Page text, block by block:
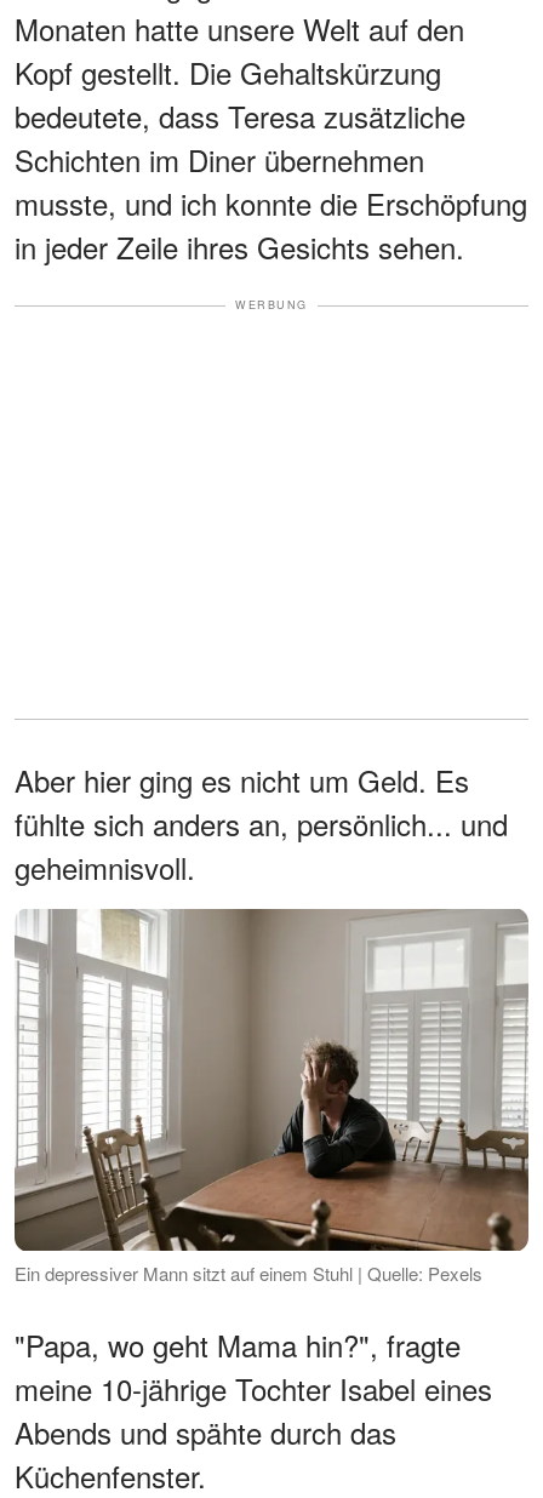
Monaten hatte unsere Welt auf den
Kopf gestellt. Die Gehaltskürzung
bedeutete, dass Teresa zusätzliche
Schichten im Diner übernehmen
musste, und ich konnte die Erschöpfung
in jeder Zeile ihres Gesichts sehen.
WERBUNG
Aber hier ging es nicht um Geld. Es
fühlte sich anders an, persönlich... und
geheimnisvoll.
Ein depressiver Mann sitzt auf einem Stuhl | Quelle: Pexels
"Papa, wo geht Mama hin?", fragte
meine 10-jährige Tochter Isabel eines
Abends und spähte durch das
Küchenfenster.